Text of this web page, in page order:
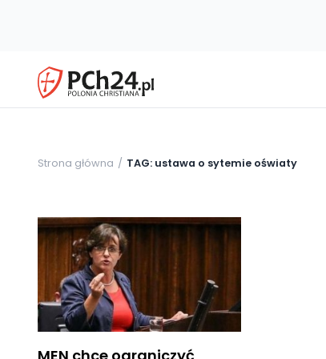
Strona główna TAG: ustawa o sytemie oświaty